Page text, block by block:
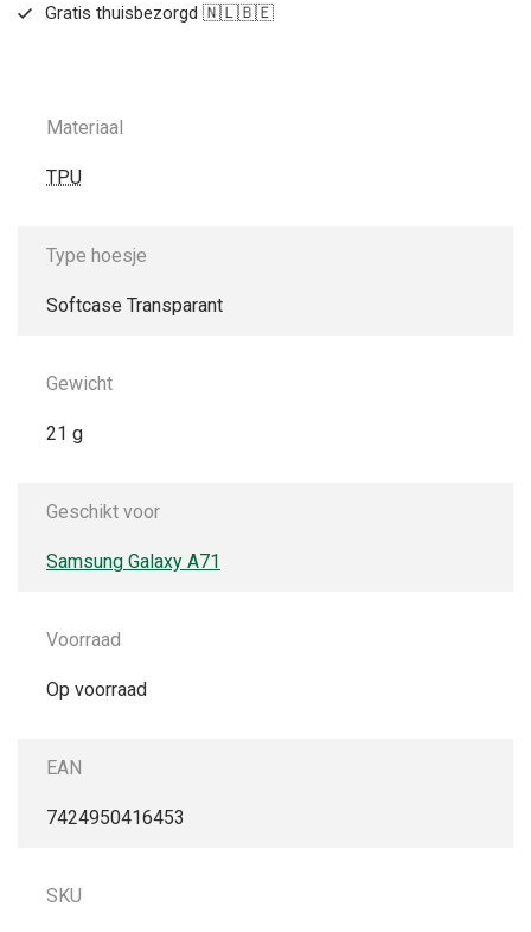
Gratis thuisbezorgd 🇳🇱🇧🇪
Materiaal
TPU
Type hoesje
Softcase Transparant
Gewicht
21 g
Geschikt voor
Samsung Galaxy A71
Voorraad
Op voorraad
EAN
7424950416453
SKU